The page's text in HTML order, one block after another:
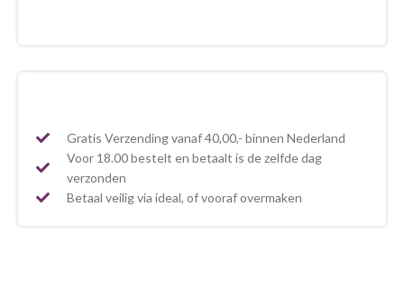
Gratis Verzending vanaf 40,00,- binnen Nederland
Voor 18.00 bestelt en betaalt is de zelfde dag
verzonden
Betaal veilig via ideal, of vooraf overmaken